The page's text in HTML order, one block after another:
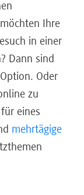
Ihre
in einer
Dann sind
Oder
zu
eines
mehrtägige